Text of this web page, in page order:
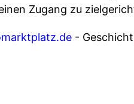
Zugang zu
-